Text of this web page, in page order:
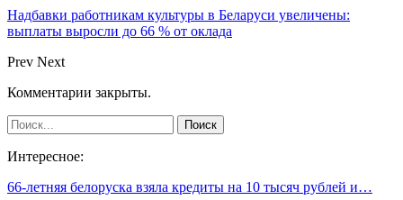
Надбавки работникам культуры в Беларуси увеличены:
выплаты выросли до 66 % от оклада
Prev Next
Комментарии закрыты.
Интересное:
66-летняя белоруска взяла кредиты на 10 тысяч рублей и…